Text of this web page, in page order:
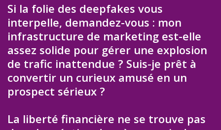
Si la folie des deepfakes vous
interpelle, demandez-vous : mon
infrastructure de marketing est-elle
assez solide pour gérer une explosion
de trafic inattendue ? Suis-je prêt à
convertir un curieux amusé en un
prospect sérieux ?
La liberté financière ne se trouve pas